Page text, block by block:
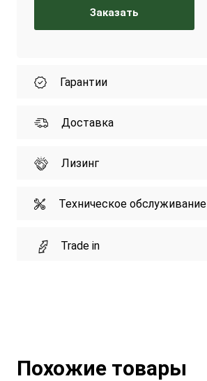
Заказать
Гарантии
Доставка
Лизинг
Техническое обслуживание
Trade in
Похожие товары